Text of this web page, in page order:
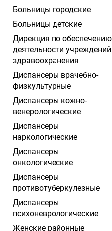
Больницы городские
Больницы детские
Дирекция по обеспечению
деятельности учреждений
здравоохранения
Диспансеры врачебно-
физкультурные
Диспансеры кожно-
венерологические
Диспансеры
наркологические
Диспансеры
онкологические
Диспансеры
противотуберкулезные
Диспансеры
психоневрологические
Женские районные